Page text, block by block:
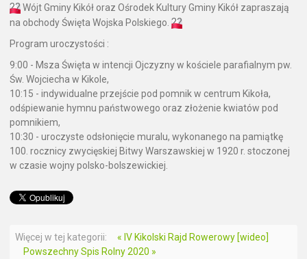
??Wójt Gminy Kikół oraz Ośrodek Kultury Gminy Kikół zapraszają
na obchody Święta Wojska Polskiego.??
Program uroczystości :
9:00 - Msza Święta w intencji Ojczyzny w kościele parafialnym pw.
Św. Wojciecha w Kikole,
10:15 - indywidualne przejście pod pomnik w centrum Kikoła,
odśpiewanie hymnu państwowego oraz złożenie kwiatów pod
pomnikiem,
10:30 - uroczyste odsłonięcie muralu, wykonanego na pamiątkę
100. rocznicy zwycięskiej Bitwy Warszawskiej w 1920 r. stoczonej
w czasie wojny polsko-bolszewickiej.
Więcej w tej kategorii:
« IV Kikolski Rajd Rowerowy [wideo]
Powszechny Spis Rolny 2020 »